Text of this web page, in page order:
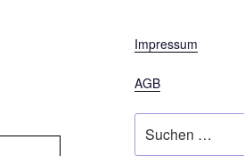
Impressum
AGB